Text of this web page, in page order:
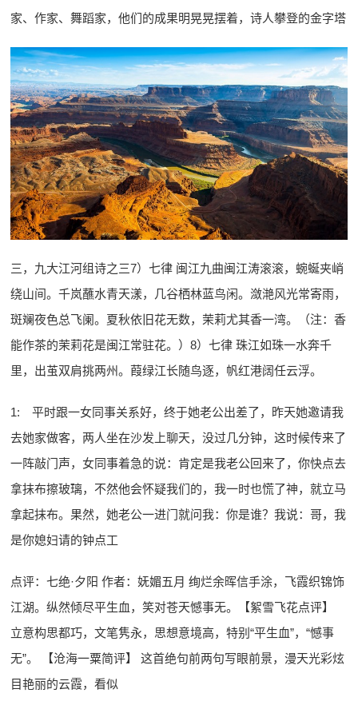
家、作家、舞蹈家，他们的成果明晃晃摆着，诗人攀登的金字塔
三，九大江河组诗之三7）七律 闽江九曲闽江涛滚滚，蜿蜒夹峭
绕山间。千岚蘸水青天漾，几谷栖林蓝鸟闲。潋滟风光常寄雨，
斑斓夜色总飞阑。夏秋依旧花无数，茉莉尤其香一湾。（注：香
能作茶的茉莉花是闽江常驻花。）8）七律 珠江如珠一水奔千
里，出茧双肩挑两州。葭绿江长随鸟逐，帆红港阔任云浮。
1: 平时跟一女同事关系好，终于她老公出差了，昨天她邀请我
去她家做客，两人坐在沙发上聊天，没过几分钟，这时候传来了
一阵敲门声，女同事着急的说：肯定是我老公回来了，你快点去
拿抹布擦玻璃，不然他会怀疑我们的，我一时也慌了神，就立马
拿起抹布。果然，她老公一进门就问我：你是谁？我说：哥，我
是你媳妇请的钟点工
点评：七绝·夕阳 作者：妩媚五月 绚烂余晖信手涂，飞霞织锦饰
江湖。纵然倾尽平生血，笑对苍天憾事无。【絮雪飞花点评】
立意构思都巧，文笔隽永，思想意境高，特别“平生血”，“憾事
无”。 【沧海一粟简评】 这首绝句前两句写眼前景，漫天光彩炫
目艳丽的云霞，看似